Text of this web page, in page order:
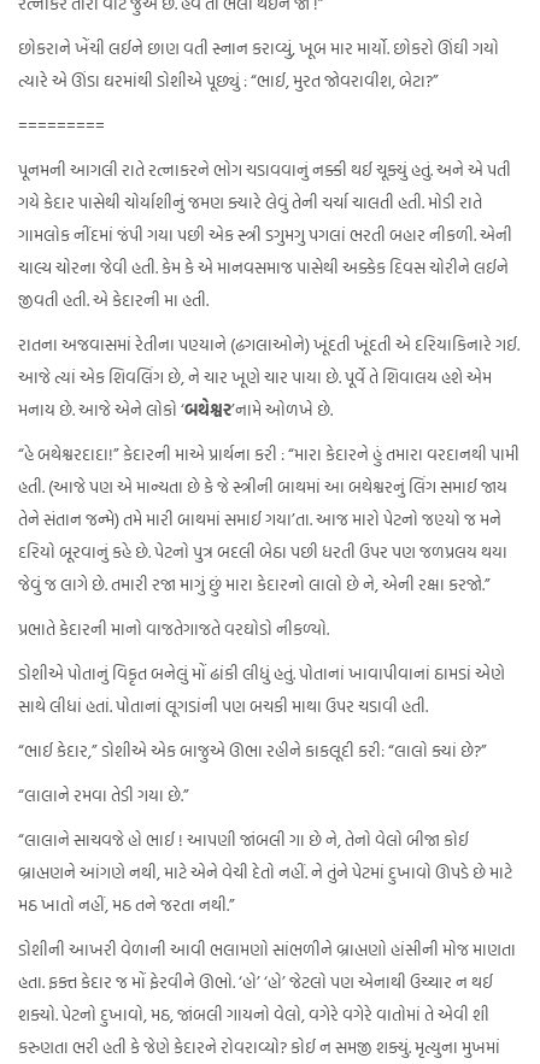
છોકરાને ખેંચી લઈને છાણ વતી સ્નાન કરાવ્યું, ખૂબ માર માર્યો. છોકરો ઊંઘી ગયો
ત્યારે એ ઊંડા ઘરમાંથી ડોશીએ પૂછ્યું : “ભાઈ, મુરત જોવરાવીશ, બેટા?”
=========
પૂનમની આગલી રાતે રત્નાકરને ભોગ ચડાવવાનું નક્કી થઈ ચૂક્યું હતું. અને એ પતી
ગયે કેદાર પાસેથી ચોર્યાશીનું જમણ ક્યારે લેવું તેની ચર્ચા ચાલતી હતી. મોડી રાતે
ગામલોક નીંદમાં જંપી ગયા પછી એક સ્ત્રી ડગુમગુ પગલાં ભરતી બહાર નીકળી. એની
ચાલ્ય ચોરના જેવી હતી. કેમ કે એ માનવસમાજ પાસેથી અક્કેક દિવસ ચોરીને લઈને
જીવતી હતી. એ કેદારની મા હતી.
રાતના અજવાસમાં રેતીના પણ્યાને (ઢગલાઓને) ખૂંદતી ખૂંદતી એ દરિયાકિનારે ગઈ.
આજે ત્યાં એક શિવલિંગ છે, ને ચાર ખૂણે ચાર પાયા છે. પૂર્વે તે શિવાલય હશે એમ
મનાય છે. આજે એને લોકો ‘બથેશ્વર’નામે ઓળખે છે.
“હે બથેશ્વરદાદા!” કેદારની માએ પ્રાર્થના કરી : “મારા કેદારને હું તમારા વરદાનથી પામી
હતી. (આજે પણ એ માન્યતા છે કે જે સ્ત્રીની બાથમાં આ બથેશ્વરનું લિંગ સમાઈ જાય
તેને સંતાન જન્મે) તમે મારી બાથમાં સમાઈ ગયા’તા. આજ મારો પેટનો જણ્યો જ મને
દરિયો બૂરવાનું કહે છે. પેટનો પુત્ર બદલી બેઠા પછી ધરતી ઉપર પણ જળપ્રલય થયા
જેવું જ લાગે છે. તમારી રજા માગું છું મારા કેદારનો લાલો છે ને, એની રક્ષા કરજો.”
પ્રભાતે કેદારની માનો વાજતેગાજતે વરઘોડો નીકળ્યો.
ડોશીએ પોતાનું વિકૃત બનેલું મોં ઢાંકી લીધું હતું. પોતાનાં ખાવાપીવાનાં ઠામડાં એણે
સાથે લીધાં હતાં. પોતાનાં લૂગડાંની પણ બચકી માથા ઉપર ચડાવી હતી.
“ભાઈ કેદાર,” ડોશીએ એક બાજુએ ઊભા રહીને કાકલૂદી કરી: “લાલો ક્યાં છે?”
“લાલાને રમવા તેડી ગયા છે.”
“લાલાને સાચવજે હો ભાઈ ! આપણી જાંબલી ગા છે ને, તેનો વેલો બીજા કોઈ
બ્રાહ્મણને આંગણે નથી, માટે એને વેચી દેતો નહીં. ને તુંને પેટમાં દુખાવો ઊપડે છે માટે
મઠ ખાતો નહીં, મઠ તને જરતા નથી.”
ડોશીની આખરી વેળાની આવી ભલામણો સાંભળીને બ્રાહ્મણો હાંસીની મોજ માણતા
હતા. ફક્ત કેદાર જ મોં ફેરવીને ઊભો. ‘હો’ ‘હો’ જેટલો પણ એનાથી ઉચ્ચાર ન થઈ
શક્યો. પેટનો દુખાવો, મઠ, જાંબલી ગાયનો વેલો, વગેરે વગેરે વાતોમાં તે એવી શી
કરુણતા ભરી હતી કે જેણે કેદારને રોવરાવ્યો? કોઈ ન સમજી શક્યું. મૃત્યુના મુખમાં